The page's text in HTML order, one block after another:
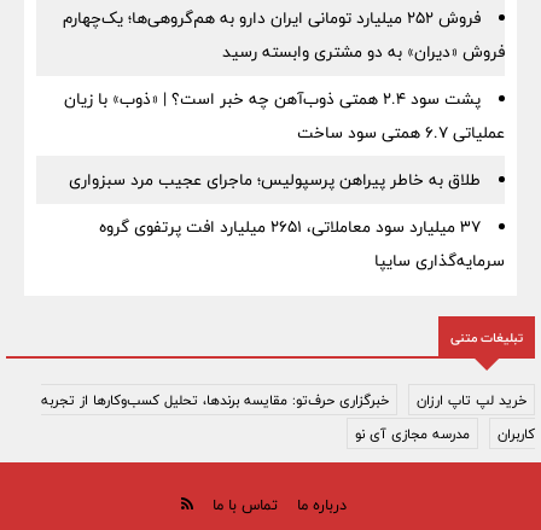
فروش ۲۵۲ میلیارد تومانی ایران دارو به هم‌گروهی‌ها؛ یک‌چهارم
فروش «دیران» به دو مشتری وابسته رسید
پشت سود ۲.۴ همتی ذوب‌آهن چه خبر است؟ | «ذوب» با زیان
عملیاتی ۶.۷ همتی سود ساخت
طلاق به خاطر پیراهن پرسپولیس؛ ماجرای عجیب مرد سبزواری
۳۷ میلیارد سود معاملاتی، ۲۶۵۱ میلیارد افت پرتفوی گروه
سرمایه‌گذاری سایپا
تبلیغات متنی
خرید لپ تاپ ارزان
خبرگزاری حرف‌تو: مقایسه برندها، تحلیل کسب‌وکارها از تجربه
کاربران
مدرسه مجازی آی نو
درباره ما
تماس با ما